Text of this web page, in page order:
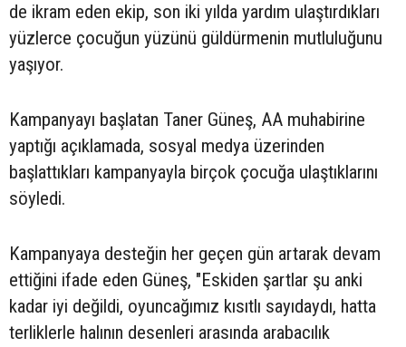
de ikram eden ekip, son iki yılda yardım ulaştırdıkları
yüzlerce çocuğun yüzünü güldürmenin mutluluğunu
yaşıyor.
Kampanyayı başlatan Taner Güneş, AA muhabirine
yaptığı açıklamada, sosyal medya üzerinden
başlattıkları kampanyayla birçok çocuğa ulaştıklarını
söyledi.
Kampanyaya desteğin her geçen gün artarak devam
ettiğini ifade eden Güneş, "Eskiden şartlar şu anki
kadar iyi değildi, oyuncağımız kısıtlı sayıdaydı, hatta
terliklerle halının desenleri arasında arabacılık